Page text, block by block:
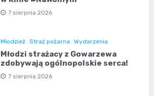
7 sierpnia 2026
Młodzież Straż pożarna Wydarzenia
Młodzi strażacy z Gowarzewa
zdobywają ogólnopolskie serca!
7 sierpnia 2026